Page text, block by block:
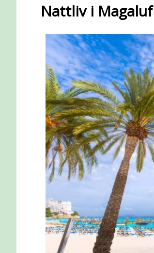
Nattliv i Magaluf